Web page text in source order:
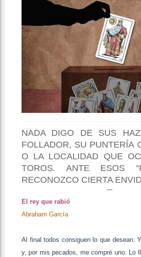
NADA DIGO DE SUS
FOLLADOR, SU PUNTERÍA
O LA LOCALIDAD QUE
TOROS. ANTE ESOS
RECONOZCO CIERTA
El rey que rabió
Abraham García
Al final todos consiguen lo que desean.
y, por mis pecados, me compré uno. Lo